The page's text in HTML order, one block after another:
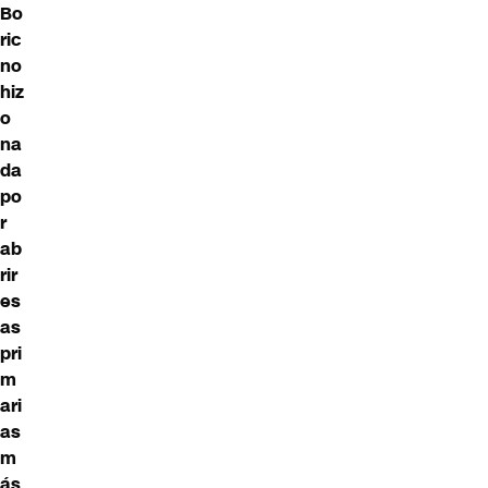
Bo
ric
no
hiz
o
na
da
po
r
ab
rir
es
as
pri
m
ari
as
m